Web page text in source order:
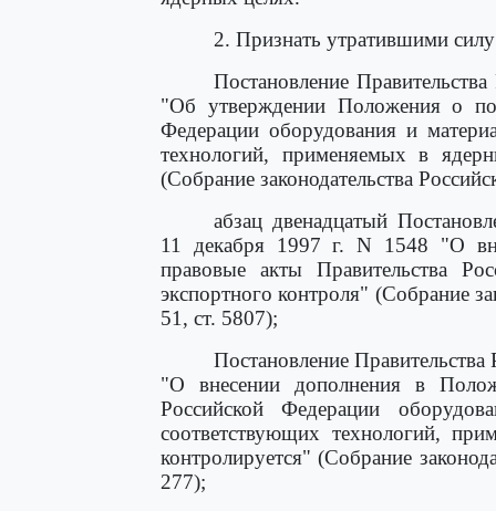
2. Признать утратившими
Постановление
"Об утверждении Положения о
Федерации оборудования и
технологий, применяемых в
(Собрание законодательства
абзац двенадцатый
11 декабря 1997 г. N 1548 "О
правовые акты Правительства
экспортного контроля" (Собрание
51, ст. 5807);
Постановление
"О внесении дополнения в
Российской Федерации
соответствующих технологий,
контролируется" (Собрание
277);